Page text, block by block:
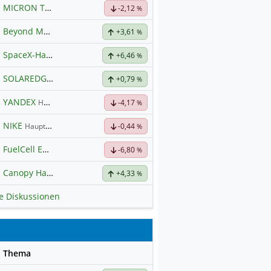
MICRON TECHNOLOGY Hauptdiskussion
-2,12%
Beyond Meat Hauptdiskussion +3,61 %
SpaceX-Haupt-Hauptforum +6,46%
SOLAREDGE TECH Hauptdiskussion
+0,79%
YANDEX Hauptdiskussion -4,17%
NIKE Hauptdiskussion -0,44%
FuelCell Energy Inc Registered Shs -6,80%
Canopy Hauptforum +4,33 %
Diskussionen
Thema